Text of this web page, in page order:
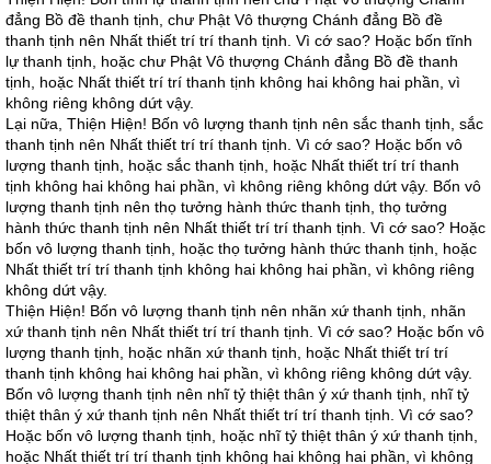
đẳng Bồ đề thanh tịnh, chư Phật Vô thượng Chánh đẳng Bồ đề
thanh tịnh nên Nhất thiết trí trí thanh tịnh. Vì cớ sao? Hoặc bốn tĩnh
lự thanh tịnh, hoặc chư Phật Vô thượng Chánh đẳng Bồ đề thanh
tịnh, hoặc Nhất thiết trí trí thanh tịnh không hai không hai phần, vì
không riêng không dứt vậy.
Lại nữa, Thiện Hiện! Bốn vô lượng thanh tịnh nên sắc thanh tịnh, sắc
thanh tịnh nên Nhất thiết trí trí thanh tịnh. Vì cớ sao? Hoặc bốn vô
lượng thanh tịnh, hoặc sắc thanh tịnh, hoặc Nhất thiết trí trí thanh
tịnh không hai không hai phần, vì không riêng không dứt vậy. Bốn vô
lượng thanh tịnh nên thọ tưởng hành thức thanh tịnh, thọ tưởng
hành thức thanh tịnh nên Nhất thiết trí trí thanh tịnh. Vì cớ sao? Hoặc
bốn vô lượng thanh tịnh, hoặc thọ tưởng hành thức thanh tịnh, hoặc
Nhất thiết trí trí thanh tịnh không hai không hai phần, vì không riêng
không dứt vậy.
Thiện Hiện! Bốn vô lượng thanh tịnh nên nhãn xứ thanh tịnh, nhãn
xứ thanh tịnh nên Nhất thiết trí trí thanh tịnh. Vì cớ sao? Hoặc bốn vô
lượng thanh tịnh, hoặc nhãn xứ thanh tịnh, hoặc Nhất thiết trí trí
thanh tịnh không hai không hai phần, vì không riêng không dứt vậy.
Bốn vô lượng thanh tịnh nên nhĩ tỷ thiệt thân ý xứ thanh tịnh, nhĩ tỷ
thiệt thân ý xứ thanh tịnh nên Nhất thiết trí trí thanh tịnh. Vì cớ sao?
Hoặc bốn vô lượng thanh tịnh, hoặc nhĩ tỷ thiệt thân ý xứ thanh tịnh,
hoặc Nhất thiết trí trí thanh tịnh không hai không hai phần, vì không